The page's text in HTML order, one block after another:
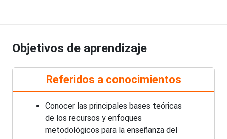
Objetivos de aprendizaje
Referidos a conocimientos
Conocer las principales bases teóricas
de los recursos y enfoques
metodológicos para la enseñanza del